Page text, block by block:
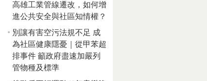
高雄工業管線遷改，如何增
進公共安全與社區知情權？
別讓有害空污法規不足 成
為社區健康隱憂｜從甲苯超
排事件 籲政府盡速加嚴列
管物種及標準